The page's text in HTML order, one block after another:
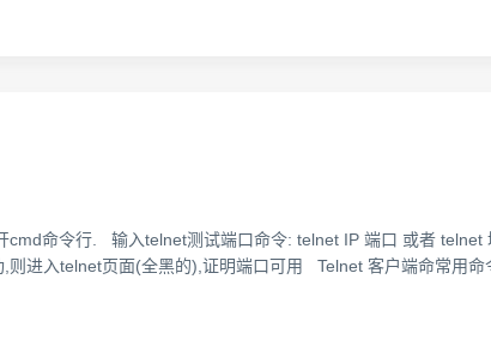
cmd命令行. 输入telnet测试端口命令: telnet IP 端口 或者
进入telnet页面(全黑的),证明端口可用 Telnet 客户端命常用